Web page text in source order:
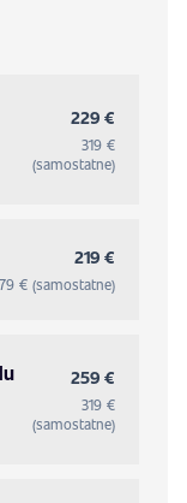
229 €
319 €
(samostatne)
219 €
€ (samostatne)
259 €
319 €
(samostatne)